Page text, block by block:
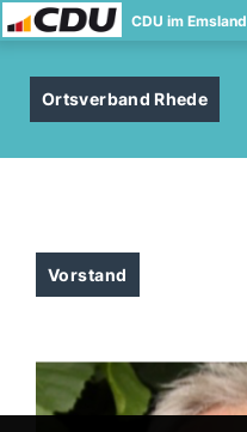
CDU im Emsland
Ortsverband Rhede
Vorstand